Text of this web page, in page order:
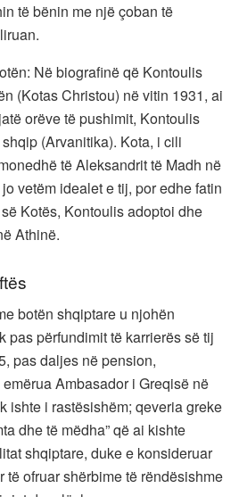
të bënin me një çoban të
Në biografinë që Kontoulis
(Kotas Christou) në vitin 1931, ai
orëve të pushimit, Kontoulis
(Arvanitika). Kota, i cili
të Aleksandrit të Madh në
vetëm idealet e tij, por edhe fatin
Kotës, Kontoulis adoptoi dhe
Athinë.
botën shqiptare u njohën
pas përfundimit të karrierës së tij
pas daljes në pension,
Ambasador i Greqisë në
ishte i rastësishëm; qeveria greke
dhe të mëdha” që ai kishte
shqiptare, duke e konsideruar
të ofruar shërbime të rëndësishme